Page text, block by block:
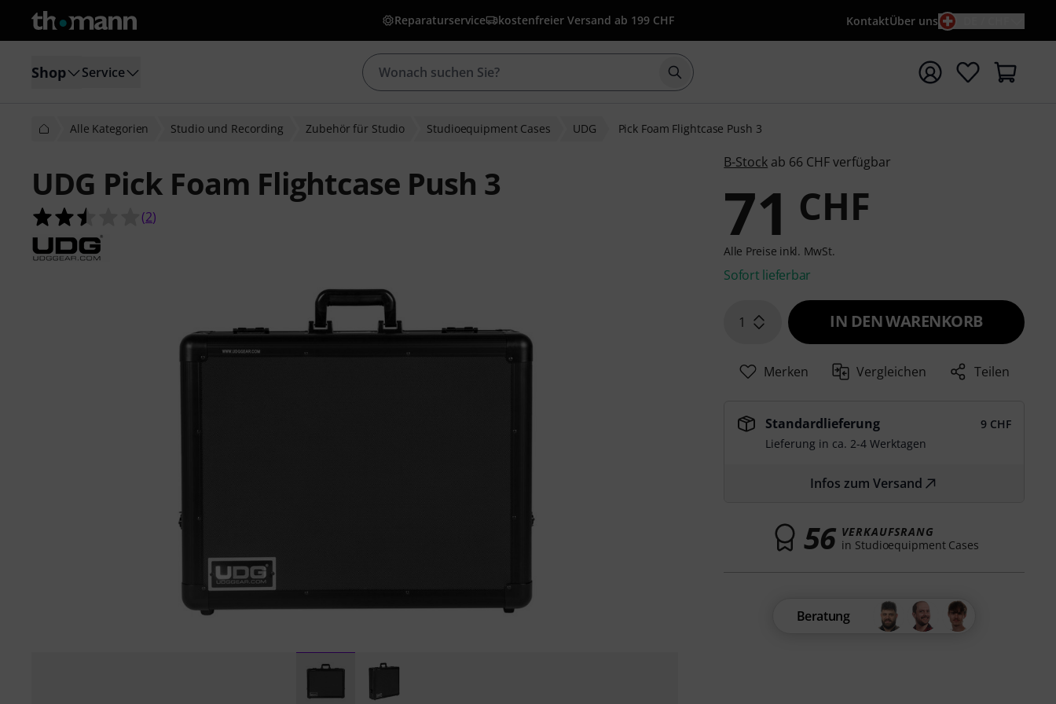
Reparaturservice kostenfreier Versand ab 199 CHF KontaktÜber uns
Shop Service Suche mit Suchwort {searchTerm} starten
Alle Kategorien Studio und Recording Zubehör für Studio Studioequipment Cases UDG Pick Foam Flightcase Push 3
UDG Pick Foam Flightcase Push 3
2.5 von 5 Sternen aus 2 Kundenbewertungen
(2)
B-Stock ab 66 CHF verfügbar
71 CHF
Alle Preise inkl. MwSt.
Sofort lieferbar
1 IN DEN WARENKORB
Merken Vergleichen Teilen
Standardlieferung
9 CHF
Lieferung in ca. 2-4 Werktagen
Infos zum Versand
56 VERKAUFSRANG
in Studioequipment Cases
Beratung